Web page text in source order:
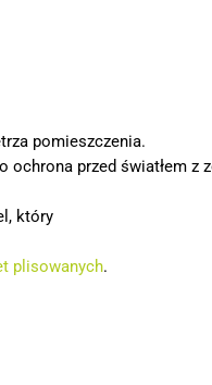
pomieszczenia.
przed światłem z
który
plisowanych.